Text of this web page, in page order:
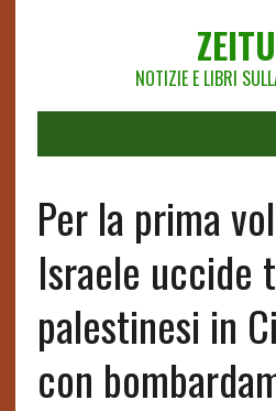
NOTIZIE E LIBRI
Per la prima
Israele
palestinesi in
con